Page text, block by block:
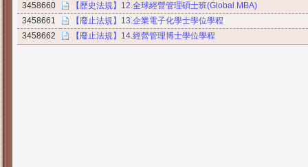
3458660
【歷史法規】12.全球經營管理碩士班(Global MBA)
3458661
【廢止法規】13.企業電子化學士學位學程
3458662
【廢止法規】14.經營管理博士學位學程